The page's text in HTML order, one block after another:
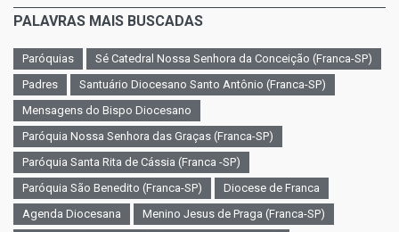
PALAVRAS MAIS BUSCADAS
Paróquias
Sé Catedral Nossa Senhora da Conceição (Franca-SP)
Padres
Santuário Diocesano Santo Antônio (Franca-SP)
Mensagens do Bispo Diocesano
Paróquia Nossa Senhora das Graças (Franca-SP)
Paróquia Santa Rita de Cássia (Franca -SP)
Paróquia São Benedito (Franca-SP)
Diocese de Franca
Agenda Diocesana
Menino Jesus de Praga (Franca-SP)